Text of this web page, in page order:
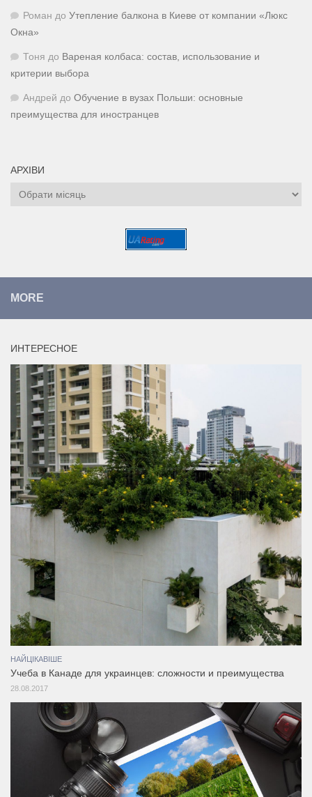
Роман до Утепление балкона в Киеве от компании «Люкс
Окна»
Тоня до Вареная колбаса: состав, использование и
критерии выбора
Андрей до Обучение в вузах Польши: основные
преимущества для иностранцев
АРХІВИ
Архіви
MORE
ИНТЕРЕСНОЕ
НАЙЦІКАВІШЕ
Учеба в Канаде для украинцев: сложности и преимущества
28.08.2017